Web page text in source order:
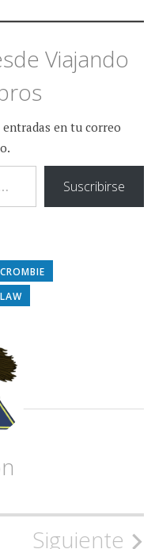
Viajando
en tu correo
Suscribirse
Siguiente